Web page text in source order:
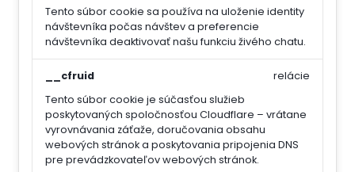
Tento súbor cookie sa používa na uloženie identity
návštevníka počas návštev a preferencie
návštevníka deaktivovať našu funkciu živého chatu.
__cfruid
Tento súbor cookie je súčasťou služieb
poskytovaných spoločnosťou Cloudflare – vrátane
vyrovnávania záťaže, doručovania obsahu
webových stránok a poskytovania pripojenia DNS
pre prevádzkovateľov webových stránok.
relácie